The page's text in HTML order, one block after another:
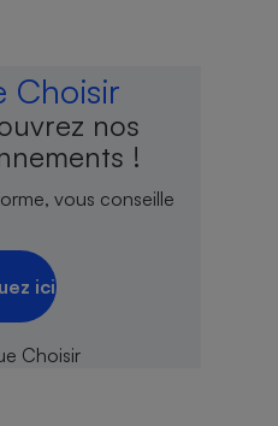
Choisir
nos
!
vous conseille
ici